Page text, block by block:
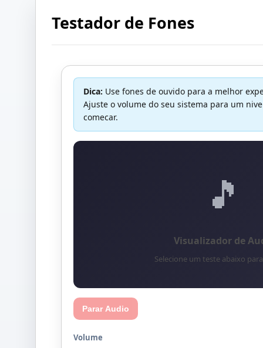
Testador de Fones
Dica: Use fones de ouvido para a melhor
Ajuste o volume do seu sistema para um
comecar.
🎵
Visualizador de
Selecione um teste abaixo
Parar Audio
Volume